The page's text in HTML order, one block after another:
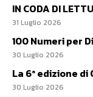
IN CODA DI
31 Luglio 2026
100 Numeri per
30 Luglio 2026
La 6ª edizione
30 Luglio 2026